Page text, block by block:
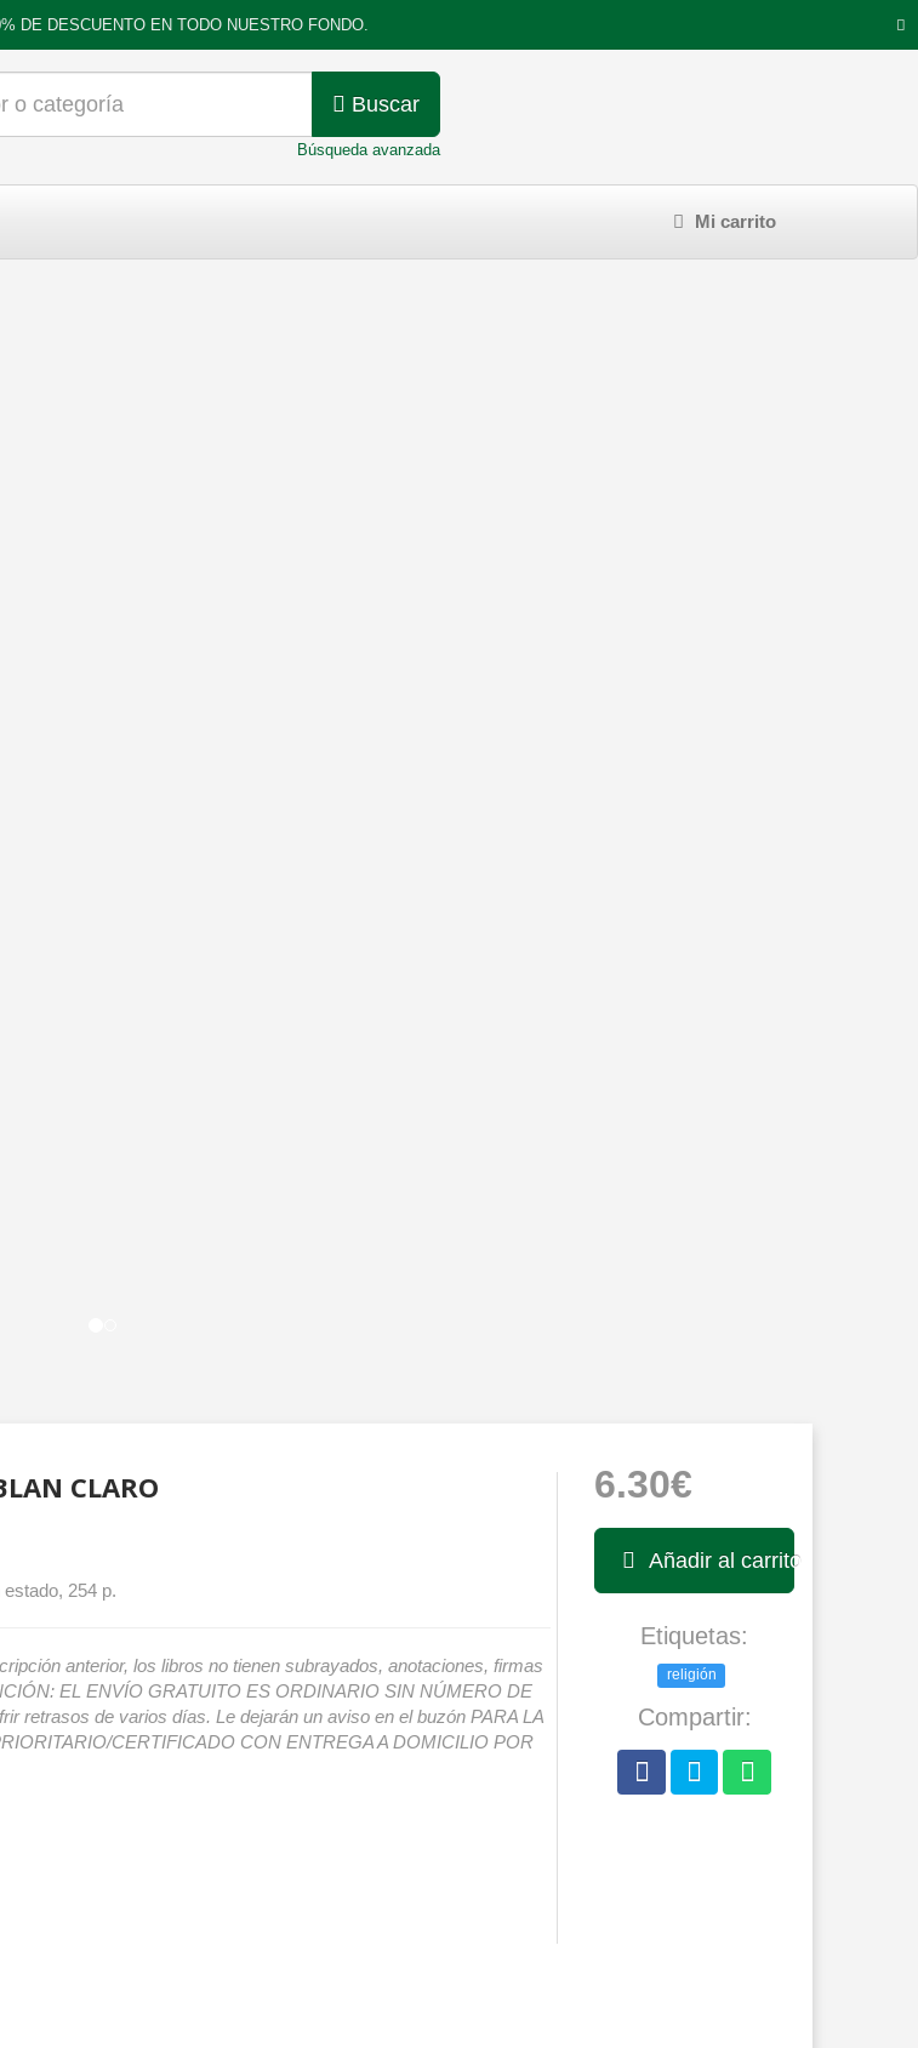
DE DESCUENTO EN TODO NUESTRO FONDO.
Buscar
Búsqueda avanzada
Mi carrito
CLARO
254 p.
anterior, los libros no tienen subrayados, anotaciones, firmas
EL ENVÍO GRATUITO ES ORDINARIO SIN NÚMERO DE
retrasos de varios días. Le dejarán un aviso en el buzón PARA LA
CERTIFICADO CON ENTREGA A DOMICILIO POR
6.30€
Añadir al carrito
Etiquetas:
religión
Compartir: